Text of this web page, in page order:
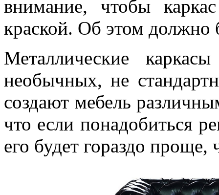
внимание, чтобы
краской. Об этом должно
Металлические
необычных, не
создают мебель
что если понадобиться
его будет гораздо